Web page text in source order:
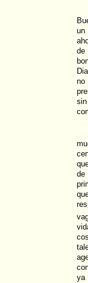
un
de
no
de
ya